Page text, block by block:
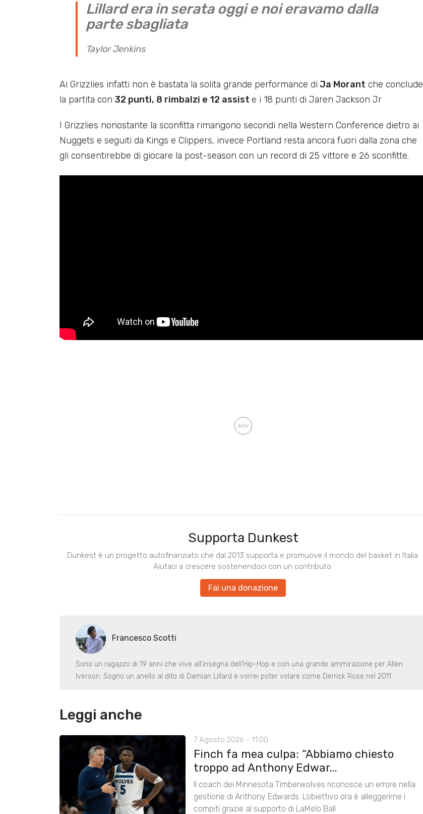
Lillard era in serata oggi e noi eravamo dalla
parte sbagliata
Taylor Jenkins
Ai Grizzlies infatti non è bastata la solita grande performance di Ja Morant che conclude
la partita con 32 punti, 8 rimbalzi e 12 assist e i 18 punti di Jaren Jackson Jr
I Grizzlies nonostante la sconfitta rimangono secondi nella Western Conference dietro ai
Nuggets e seguiti da Kings e Clippers, invece Portland resta ancora fuori dalla zona che
gli consentirebbe di giocare la post-season con un record di 25 vittore e 26 sconfitte.
Supporta Dunkest
Dunkest è un progetto autofinanziato che dal 2013 supporta e promuove il mondo del basket in Italia.
Aiutaci a crescere sostenendoci con un contributo.
Fai una donazione
Francesco Scotti
Sono un ragazzo di 19 anni che vive all'insegna dell'Hip-Hop e con una grande ammirazione per Allen
Iverson. Sogno un anello al dito di Damian Lillard e vorrei poter volare come Derrick Rose nel 2011
Leggi anche
7 Agosto 2026 - 11:00
Finch fa mea culpa: “Abbiamo chiesto
troppo ad Anthony Edwar...
Il coach dei Minnesota Timberwolves riconosce un errore nella
gestione di Anthony Edwards. L’obiettivo ora è alleggerirne i
compiti grazie al supporto di LaMelo Ball